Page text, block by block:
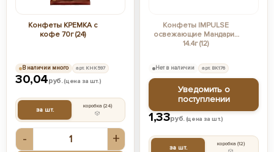
Конфеты КРЕМКА с
кофе 70г (24)
30,04руб.(цена за шт.)
- +
за шт. коробка(24)
В наличии много арт. КНК597
Конфеты IMPULSE
освежающие Мандарин
14.4г (12)
1,33руб.(цена за шт.)
за шт. коробка(12)
Нет в наличии арт. ВК176
Уведомить о
поступлении